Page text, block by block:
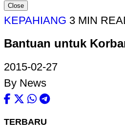
Close
KEPAHIANG 3 MIN
Bantuan untuk
2015-02-27
By News
TERBARU